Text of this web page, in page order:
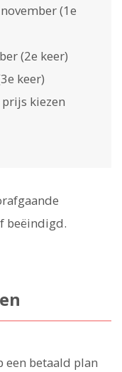
(1e
(2e keer)
keer)
kiezen
beëindigd.
een betaald plan